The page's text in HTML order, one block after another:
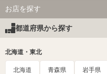
お店を探す
都道府県から探す
北海道・東北
北海道 青森県 岩手県